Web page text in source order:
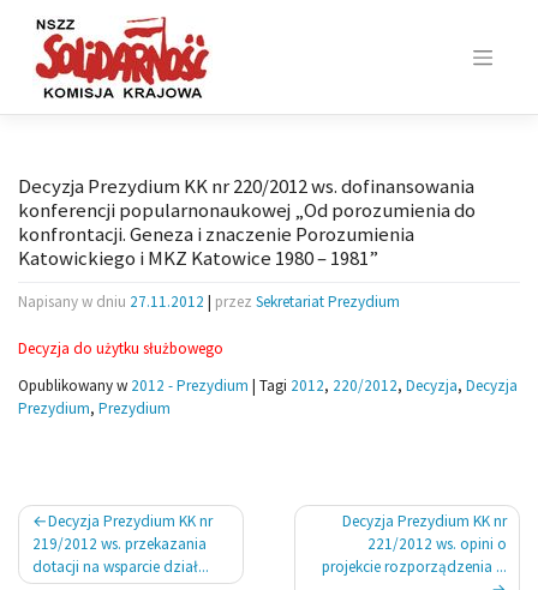
content
Decyzja Prezydium KK nr 220/2012 ws. dofinansowania
konferencji popularnonaukowej „Od porozumienia do
konfrontacji. Geneza i znaczenie Porozumienia
Katowickiego i MKZ Katowice 1980 – 1981”
Napisany w dniu 27.11.2012 | przez Sekretariat Prezydium
Decyzja do użytku służbowego
Opublikowany w 2012 - Prezydium | Tagi 2012, 220/2012, Decyzja, Decyzja
Prezydium, Prezydium
Nawigacja
wpisu
Decyzja Prezydium KK nr
219/2012 ws. przekazania
dotacji na wsparcie dział...
Decyzja Prezydium KK nr
221/2012 ws. opini o
projekcie rozporządzenia ...